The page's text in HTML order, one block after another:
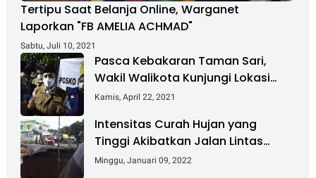
Tertipu Saat Belanja Online, Warganet
Laporkan "FB AMELIA ACHMAD"
Sabtu, Juli 10, 2021
Pasca Kebakaran Taman Sari,
Wakil Walikota Kunjungi Lokasi
Kebakaran Dan Salurkan Bantuan
Kamis, April 22, 2021
Intensitas Curah Hujan yang
Tinggi Akibatkan Jalan Lintas
Sumatera Nyaris Putus
Minggu, Januari 09, 2022